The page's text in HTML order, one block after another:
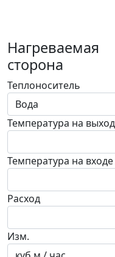
Нагреваемая
сторона
Теплоноситель
Температура на
Температура на
Расход
Изм.